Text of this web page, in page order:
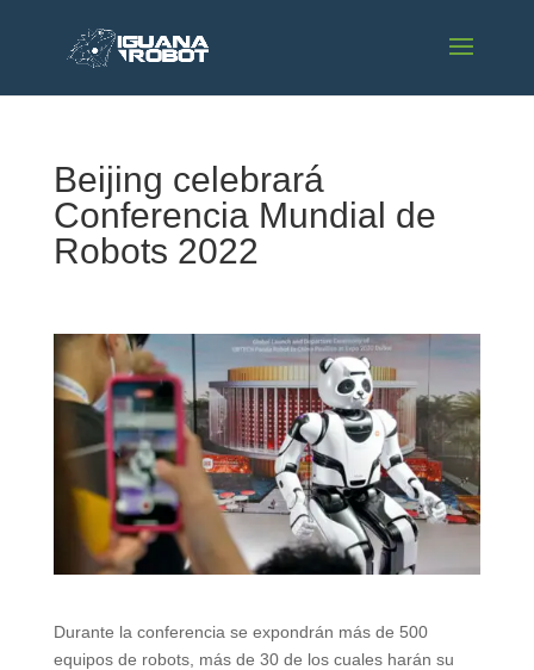
Beijing celebrará
Conferencia Mundial de
Robots 2022
Durante la conferencia se expondrán más de 500
equipos de robots, más de 30 de los cuales harán su